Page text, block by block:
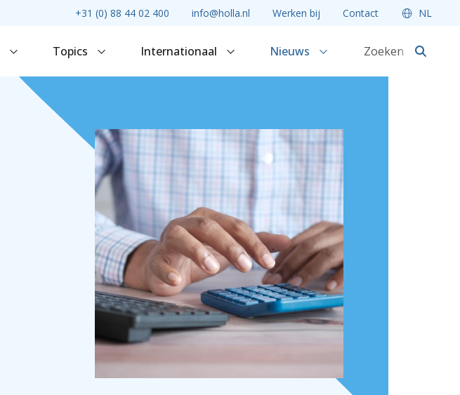
+31 (0) 88 44 02 400 info@holla.nl Werken bij Contact NL
Topics Internationaal Nieuws